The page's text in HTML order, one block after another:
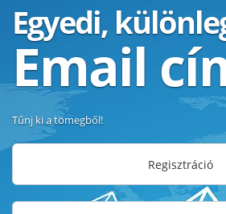
Egyedi,
Email
Tűnj ki a tömegből!
Regisztráció